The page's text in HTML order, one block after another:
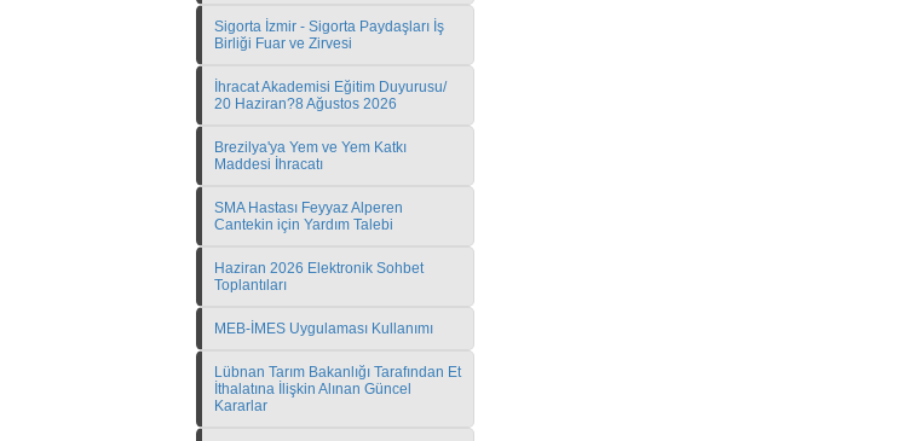
Sigorta İzmir - Sigorta Paydaşları İş
Birliği Fuar ve Zirvesi
İhracat Akademisi Eğitim Duyurusu/
20 Haziran?8 Ağustos 2026
Brezilya'ya Yem ve Yem Katkı
Maddesi İhracatı
SMA Hastası Feyyaz Alperen
Cantekin için Yardım Talebi
Haziran 2026 Elektronik Sohbet
Toplantıları
MEB-İMES Uygulaması Kullanımı
Lübnan Tarım Bakanlığı Tarafından Et
İthalatına İlişkin Alınan Güncel
Kararlar